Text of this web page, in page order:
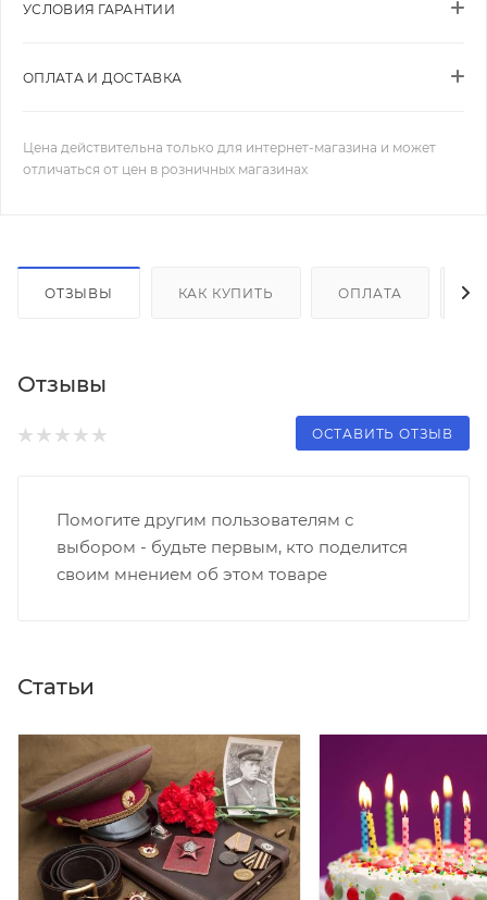
УСЛОВИЯ ГАРАНТИИ
ОПЛАТА И ДОСТАВКА
Цена действительна только для интернет-магазина и может
отличаться от цен в розничных магазинах
ОТЗЫВЫ КАК КУПИТЬ ОПЛАТА
Отзывы
ОСТАВИТЬ ОТЗЫВ
Помогите другим пользователям с
выбором - будьте первым, кто поделится
своим мнением об этом товаре
Статьи